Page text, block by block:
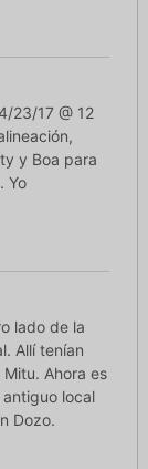
23/17 @ 12
y Boa para
Yo
lado de la
Allí tenían
Ahora es
local
Dozo.